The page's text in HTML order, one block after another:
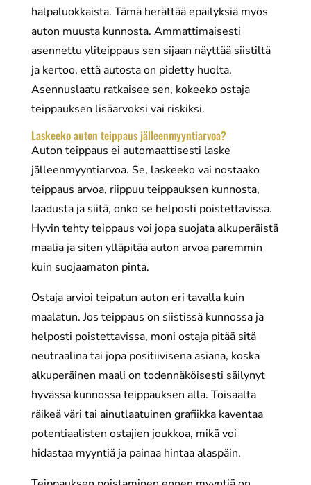
halpaluokkaista. Tämä herättää epäilyksiä myös
auton muusta kunnosta. Ammattimaisesti
asennettu yliteippaus sen sijaan näyttää siistiltä
ja kertoo, että autosta on pidetty huolta.
Asennuslaatu ratkaisee sen, kokeeko ostaja
teippauksen lisäarvoksi vai riskiksi.
Laskeeko auton teippaus jälleenmyyntiarvoa?
Auton teippaus ei automaattisesti laske
jälleenmyyntiarvoa. Se, laskeeko vai nostaako
teippaus arvoa, riippuu teippauksen kunnosta,
laadusta ja siitä, onko se helposti poistettavissa.
Hyvin tehty teippaus voi jopa suojata alkuperäistä
maalia ja siten ylläpitää auton arvoa paremmin
kuin suojaamaton pinta.
Ostaja arvioi teipatun auton eri tavalla kuin
maalatun. Jos teippaus on siistissä kunnossa ja
helposti poistettavissa, moni ostaja pitää sitä
neutraalina tai jopa positiivisena asiana, koska
alkuperäinen maali on todennäköisesti säilynyt
hyvässä kunnossa teippauksen alla. Toisaalta
räikeä väri tai ainutlaatuinen grafiikka kaventaa
potentiaalisten ostajien joukkoa, mikä voi
hidastaa myyntiä ja painaa hintaa alaspäin.